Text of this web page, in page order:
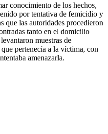
conocimiento de los hechos,
por tentativa de femicidio y
que las autoridades procedieron
tanto en el domicilio
muestras de
pertenecía a la víctima, con
amenazarla.